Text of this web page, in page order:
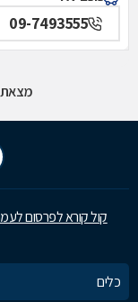
09-7493555
מצאת
קול קורא לפרסום
כלים